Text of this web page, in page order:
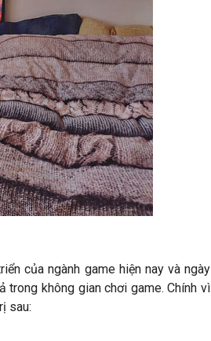
của ngành game hiện nay và ngày
không gian chơi game. Chính vì
sau: